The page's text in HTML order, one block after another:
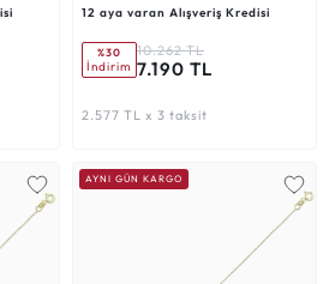
12 aya varan Alışveriş Kredisi
%30
İndirim
10.262 TL
7.190 TL
2.577 TL x 3 taksit
AYNI GÜN KARGO